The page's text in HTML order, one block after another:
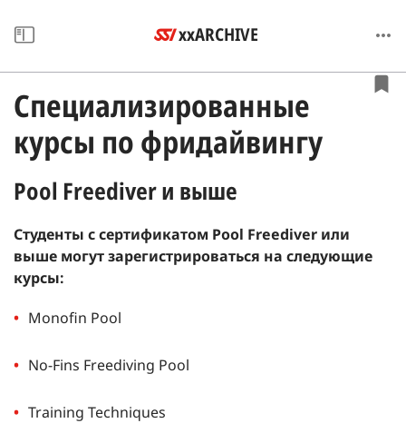
xxARCHIVE
Специализированные
курсы по фридайвингу
Pool Freediver и выше
Студенты с сертификатом Pool Freediver или
выше могут зарегистрироваться на следующие
курсы:
Monofin Pool
No-Fins Freediving Pool
Training Techniques